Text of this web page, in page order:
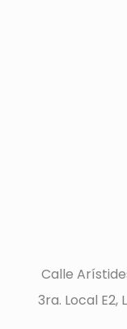
Calle
3ra. Local E2,